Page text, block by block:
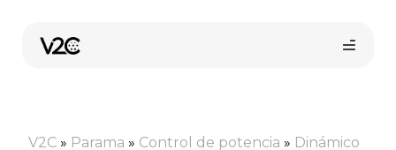
turinio
V2C » Parama » Control de potencia » Dinámico